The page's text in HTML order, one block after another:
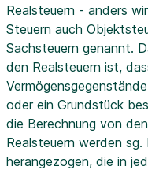
Realsteuern - anders
Steuern auch
Sachsteuern genannt.
den Realsteuern ist,
oder ein Grundstück
die Berechnung von
Realsteuern werden
herangezogen, die in